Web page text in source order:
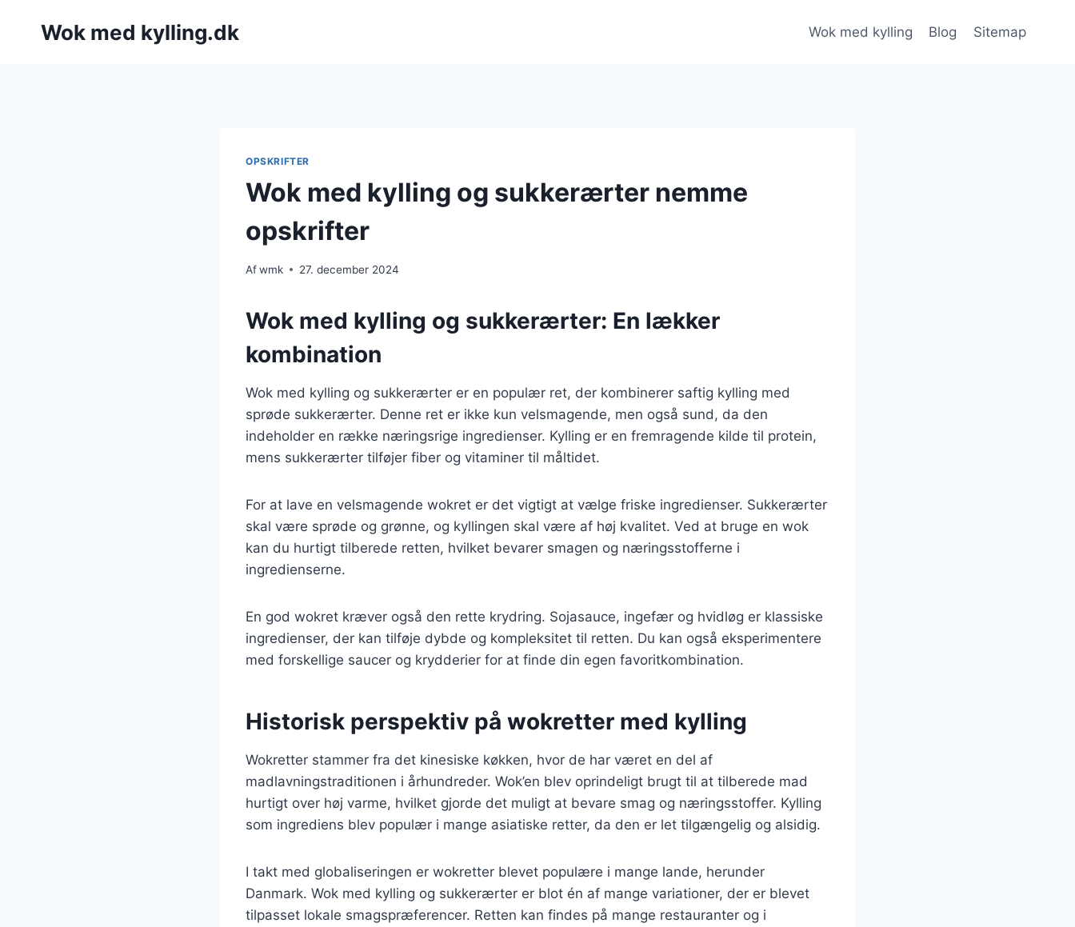
Wok med kylling.dk Wok med kylling Blog Sitemap
OPSKRIFTER
Wok med kylling og sukkerærter nemme
opskrifter
Afwmk 27. december 2024
Wok med kylling og sukkerærter: En lækker
kombination
Wok med kylling og sukkerærter er en populær ret, der kombinerer saftig kylling med
sprøde sukkerærter. Denne ret er ikke kun velsmagende, men også sund, da den
indeholder en række næringsrige ingredienser. Kylling er en fremragende kilde til protein,
mens sukkerærter tilføjer fiber og vitaminer til måltidet.
For at lave en velsmagende wokret er det vigtigt at vælge friske ingredienser. Sukkerærter
skal være sprøde og grønne, og kyllingen skal være af høj kvalitet. Ved at bruge en wok
kan du hurtigt tilberede retten, hvilket bevarer smagen og næringsstofferne i
ingredienserne.
En god wokret kræver også den rette krydring. Sojasauce, ingefær og hvidløg er klassiske
ingredienser, der kan tilføje dybde og kompleksitet til retten. Du kan også eksperimentere
med forskellige saucer og krydderier for at finde din egen favoritkombination.
Historisk perspektiv på wokretter med kylling
Wokretter stammer fra det kinesiske køkken, hvor de har været en del af
madlavningstraditionen i århundreder. Wok’en blev oprindeligt brugt til at tilberede mad
hurtigt over høj varme, hvilket gjorde det muligt at bevare smag og næringsstoffer. Kylling
som ingrediens blev populær i mange asiatiske retter, da den er let tilgængelig og alsidig.
I takt med globaliseringen er wokretter blevet populære i mange lande, herunder
Danmark. Wok med kylling og sukkerærter er blot én af mange variationer, der er blevet
tilpasset lokale smagspræferencer. Retten kan findes på mange restauranter og i